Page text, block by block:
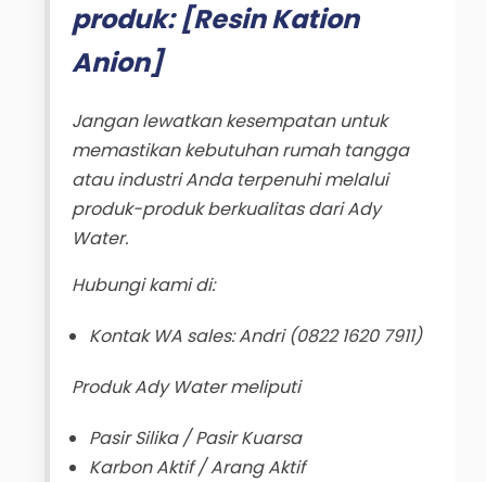
produk: [Resin Kation
Anion]
Jangan lewatkan kesempatan untuk
memastikan kebutuhan rumah tangga
atau industri Anda terpenuhi melalui
produk-produk berkualitas dari Ady
Water.
Hubungi kami di:
Kontak WA sales: Andri (0822 1620 7911)
Produk Ady Water meliputi
Pasir Silika / Pasir Kuarsa
Karbon Aktif / Arang Aktif